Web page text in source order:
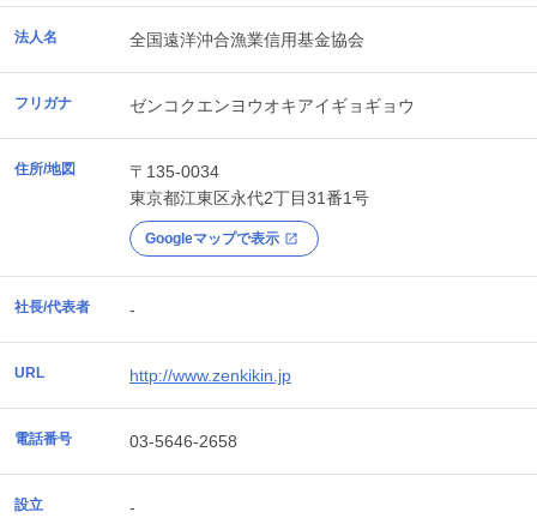
法人名 全国遠洋沖合漁業信用基金協会
フリガナ ゼンコクエンヨウオキアイギョギョウ
住所/地図
〒135-0034
東京都江東区永代2丁目31番1号
Googleマップで表示
社長/代表者 -
URL http://www.zenkikin.jp
電話番号 03-5646-2658
設立 -